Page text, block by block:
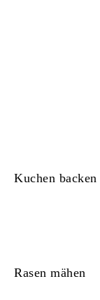
Kuchen backen
Rasen mähen